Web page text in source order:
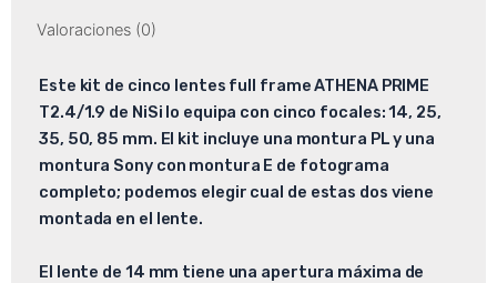
Valoraciones (0)
Este kit de cinco lentes full frame ATHENA PRIME
T2.4/1.9 de NiSi lo equipa con cinco focales: 14, 25,
35, 50, 85 mm. El kit incluye una montura PL y una
montura Sony con montura E de fotograma
completo; podemos elegir cual de estas dos viene
montada en el lente.
El lente de 14 mm tiene una apertura máxima de